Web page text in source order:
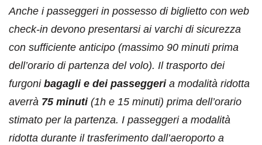
Anche i passeggeri in possesso di biglietto con web
check-in devono presentarsi ai varchi di sicurezza
con sufficiente anticipo (massimo 90 minuti prima
dell’orario di partenza del volo). Il trasporto dei
furgoni bagagli e dei passeggeria modalità ridotta
averrà 75 minuti(1h e 15 minuti) prima dell’orario
stimato per la partenza. I passeggeri a modalità
ridotta durante il trasferimento dall’aeroporto a